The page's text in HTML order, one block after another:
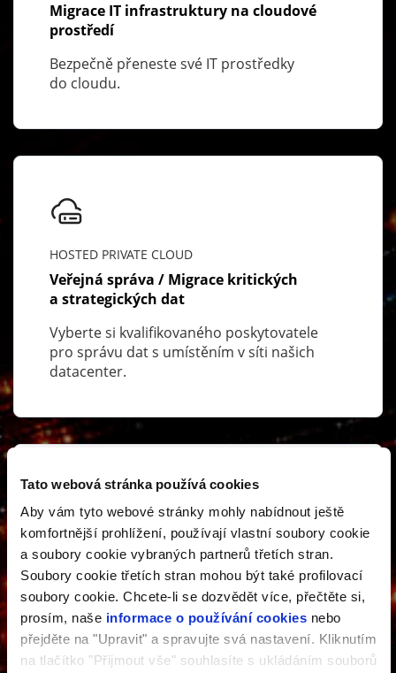
Tato webová stránka používá cookies
Aby vám tyto webové stránky mohly nabídnout ještě
komfortnější prohlížení, používají vlastní soubory cookie
a soubory cookie vybraných partnerů třetích stran.
Soubory cookie třetích stran mohou být také profilovací
soubory cookie. Chcete-li se dozvědět více, přečtěte si,
prosím, naše informace o používání cookies nebo
přejděte na "Upravit" a spravujte svá nastavení. Kliknutím
na tlačítko "Přijmout vše" souhlasíte s ukládáním souborů
Migrace IT infrastruktury na cloudové
prostředí
Bezpečně přeneste své IT prostředky
do cloudu.
HOSTED PRIVATE CLOUD
Veřejná správa / Migrace kritických
a strategických dat
Vyberte si kvalifikovaného poskytovatele
pro správu dat s umístěním v síti našich
datacenter.
VIRTUAL PRIVATE CLOUD
Vlastní plány pro DRaaS
Nastavte si vlastní procesy pro rychlé
obnovení v případě havárie.